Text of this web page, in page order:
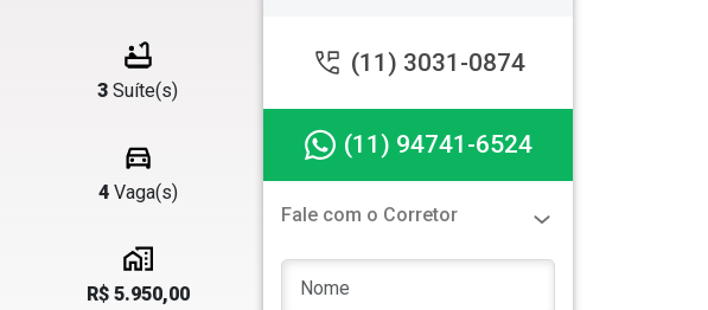
3 Suíte(s)
4 Vaga(s)
R$ 5.950,00
(11) 3031-0874
(11) 94741-6524
Fale com o Corretor